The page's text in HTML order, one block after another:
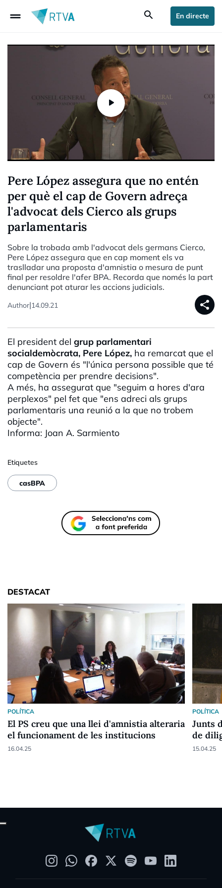
drag_handle search En directe
Pere López assegura que no entén
per què el cap de Govern adreça
l'advocat dels Cierco als grups
parlamentaris
Sobre la trobada amb l'advocat dels germans Cierco,
Pere López assegura que en cap moment els va
traslladar una proposta d'amnistia o mesura de punt
final per resoldre l'afer BPA. Recorda que només la part
denunciant pot aturar les accions judicials.
Author|14.09.21 share
El president del grup parlamentari
socialdemòcrata, Pere López, ha remarcat que el
cap de Govern és "l'única persona possible que té
competència per prendre decisions".
A més, ha assegurat que "seguim a hores d'ara
perplexos" pel fet que "ens adreci als grups
parlamentaris una reunió a la que no trobem
objecte".
Informa: Joan A. Sarmiento
Etiquetes
casBPA
DESTACAT
POLÍTICA
El PS creu que una llei d'amnistia alteraria
el funcionament de les institucions
16.04.25
POLÍTICA
Junts
de
15.04.25